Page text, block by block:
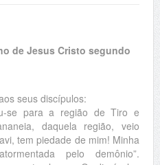
de Jesus Cristo segundo
seus discípulos:
se para a região de Tiro e
daquela região, veio
tem piedade de mim! Minha
pelo demônio”.